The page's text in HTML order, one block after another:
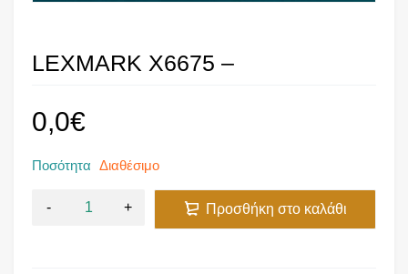
LEXMARK X6675 –
0,0€
Ποσότητα Διαθέσιμο
Προσθήκη στο καλάθι